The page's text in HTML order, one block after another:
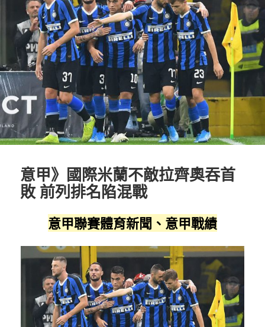
意甲》國際米蘭不敵拉齊奧吞首
敗 前列排名陷混戰
意甲聯賽體育新聞、意甲戰績